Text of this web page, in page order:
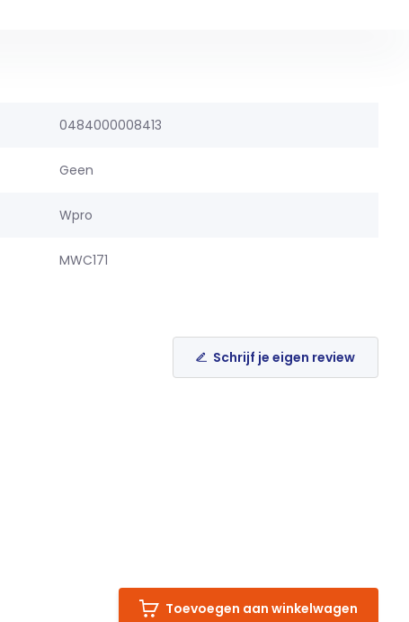
0484000008413
Geen
Wpro
MWC171
Schrijf je eigen review
Toevoegen aan winkelwagen